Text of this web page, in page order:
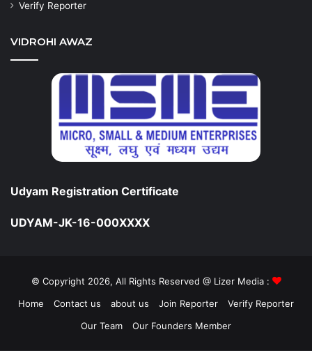
Verify Reporter
VIDROHI AWAZ
Udyam Registration Certificate
UDYAM-JK-16-000XXXX
© Copyright 2026, All Rights Reserved @ Lizer Media :
Home
Contact us about us Join Reporter
Verify Reporter
Our Team
Our Founders Member